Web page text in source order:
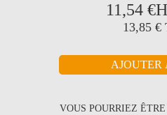
11,54 €
13,85 €
VOUS POURRIEZ